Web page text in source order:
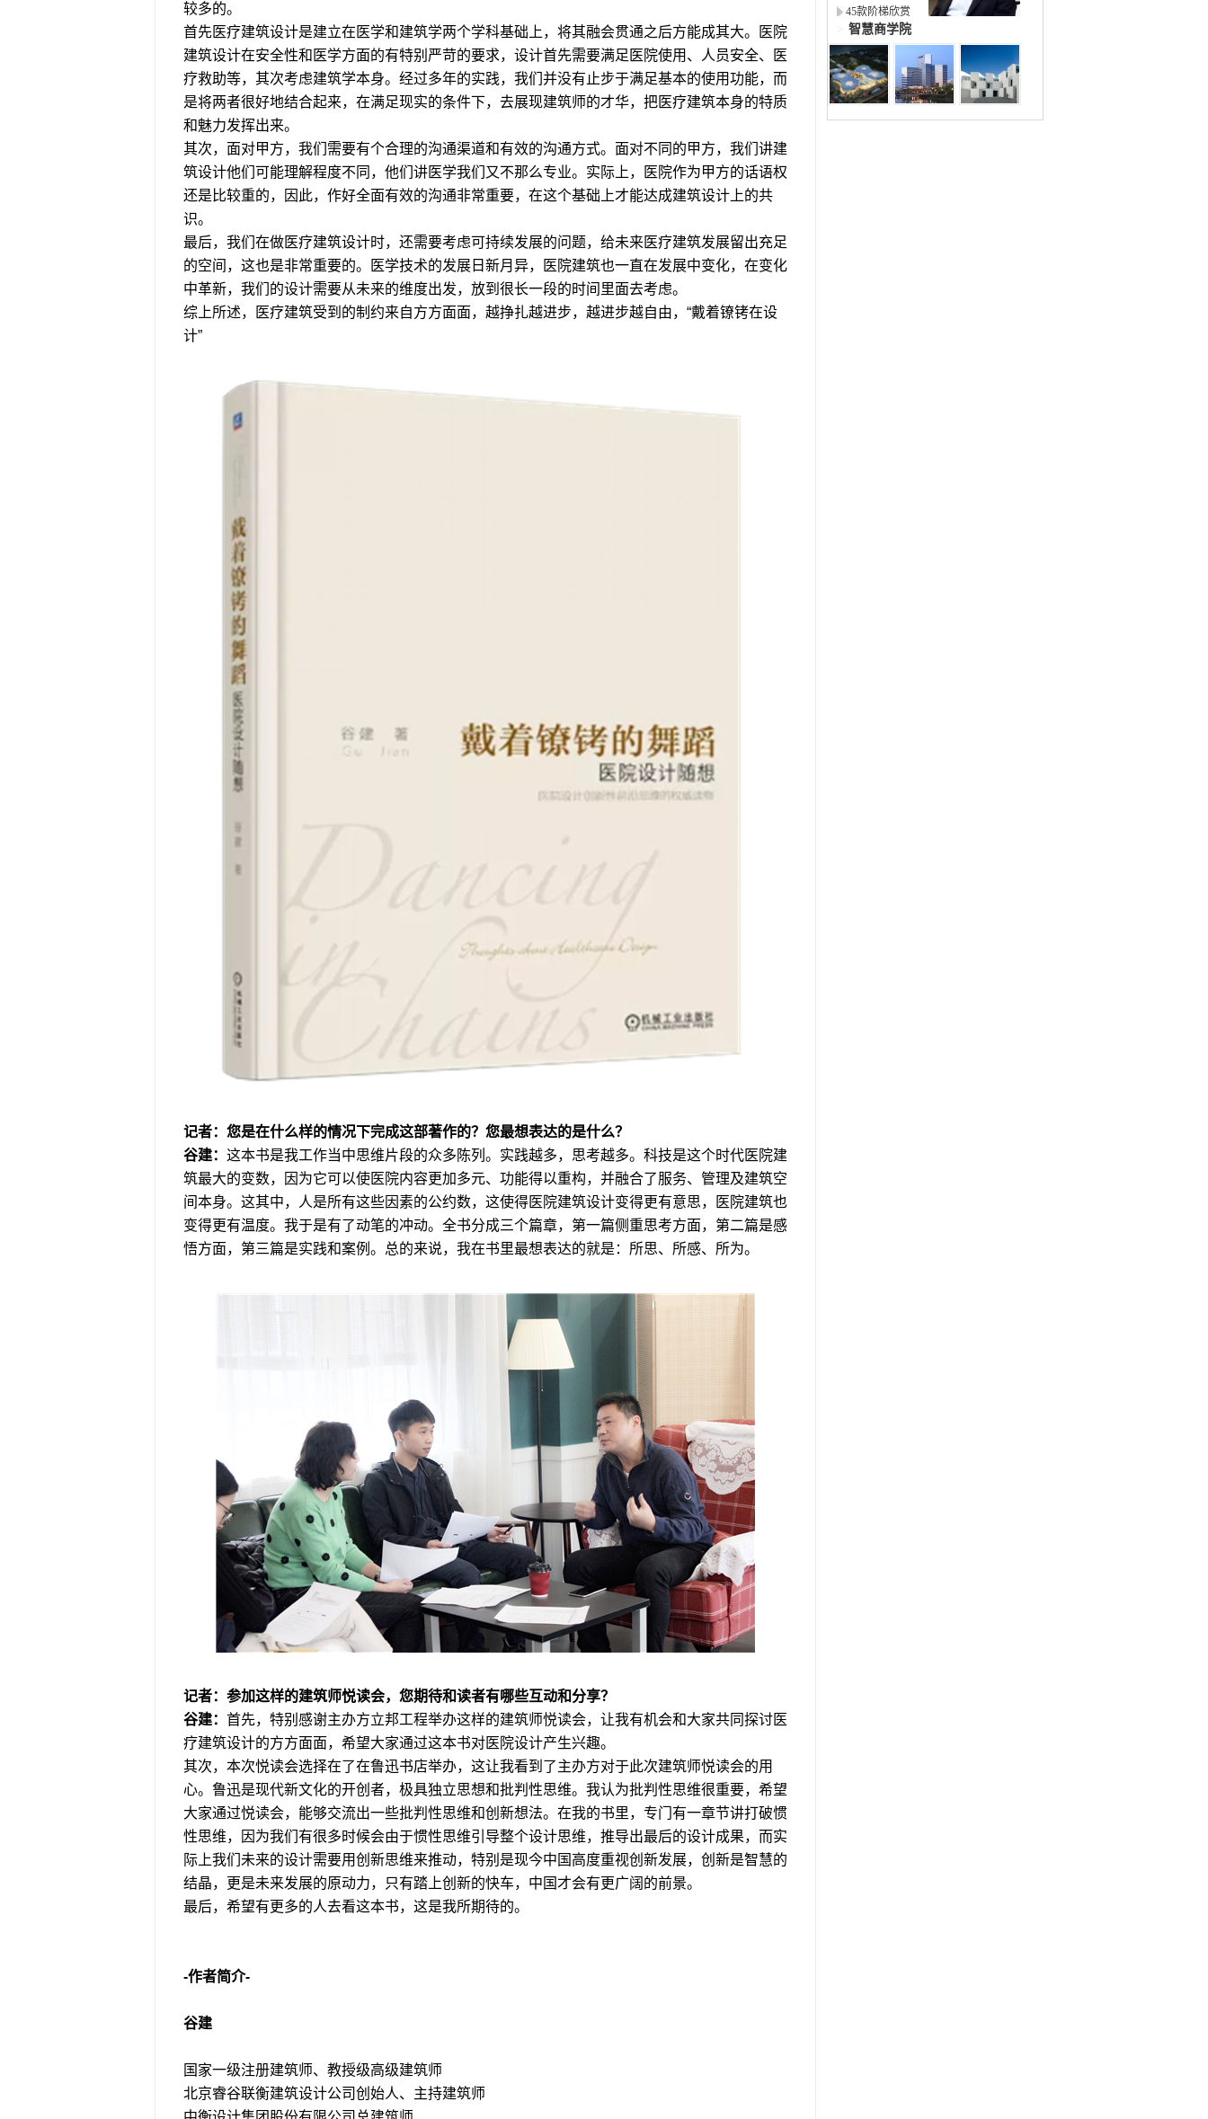
较多的。
首先医疗建筑设计是建立在医学和建筑学两个学科基础上，将其融会贯通之后方能成其大。医院
建筑设计在安全性和医学方面的有特别严苛的要求，设计首先需要满足医院使用、人员安全、医
疗救助等，其次考虑建筑学本身。经过多年的实践，我们并没有止步于满足基本的使用功能，而
是将两者很好地结合起来，在满足现实的条件下，去展现建筑师的才华，把医疗建筑本身的特质
和魅力发挥出来。
其次，面对甲方，我们需要有个合理的沟通渠道和有效的沟通方式。面对不同的甲方，我们讲建
筑设计他们可能理解程度不同，他们讲医学我们又不那么专业。实际上，医院作为甲方的话语权
还是比较重的，因此，作好全面有效的沟通非常重要，在这个基础上才能达成建筑设计上的共
识。
最后，我们在做医疗建筑设计时，还需要考虑可持续发展的问题，给未来医疗建筑发展留出充足
的空间，这也是非常重要的。医学技术的发展日新月异，医院建筑也一直在发展中变化，在变化
中革新，我们的设计需要从未来的维度出发，放到很长一段的时间里面去考虑。
综上所述，医疗建筑受到的制约来自方方面面，越挣扎越进步，越进步越自由，“戴着镣铐在设
计”
记者：您是在什么样的情况下完成这部著作的？您最想表达的是什么？
谷建： 这本书是我工作当中思维片段的众多陈列。实践越多，思考越多。科技是这个时代医院建
筑最大的变数，因为它可以使医院内容更加多元、功能得以重构，并融合了服务、管理及建筑空
间本身。这其中，人是所有这些因素的公约数，这使得医院建筑设计变得更有意思，医院建筑也
变得更有温度。我于是有了动笔的冲动。全书分成三个篇章，第一篇侧重思考方面，第二篇是感
悟方面，第三篇是实践和案例。总的来说，我在书里最想表达的就是：所思、所感、所为。
记者：参加这样的建筑师悦读会，您期待和读者有哪些互动和分享？
谷建： 首先，特别感谢主办方立邦工程举办这样的建筑师悦读会，让我有机会和大家共同探讨医
疗建筑设计的方方面面，希望大家通过这本书对医院设计产生兴趣。
其次，本次悦读会选择在了在鲁迅书店举办，这让我看到了主办方对于此次建筑师悦读会的用
心。鲁迅是现代新文化的开创者，极具独立思想和批判性思维。我认为批判性思维很重要，希望
大家通过悦读会，能够交流出一些批判性思维和创新想法。在我的书里，专门有一章节讲打破惯
性思维，因为我们有很多时候会由于惯性思维引导整个设计思维，推导出最后的设计成果，而实
际上我们未来的设计需要用创新思维来推动，特别是现今中国高度重视创新发展，创新是智慧的
结晶，更是未来发展的原动力，只有踏上创新的快车，中国才会有更广阔的前景。
最后，希望有更多的人去看这本书，这是我所期待的。
-作者简介-
谷建
国家一级注册建筑师、教授级高级建筑师
北京睿谷联衡建筑设计公司创始人、主持建筑师
45款阶梯欣赏
智慧商学院